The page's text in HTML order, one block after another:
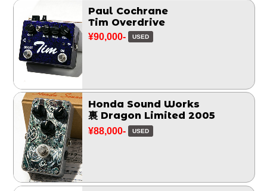
Paul Cochrane
Tim Overdrive
¥90,000- USED
Honda Sound Works
裏 Dragon Limited 2005
¥88,000- USED